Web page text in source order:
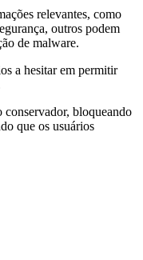
relevantes, como
outros podem
de malware.
a hesitar em permitir
bloqueando
que os usuários